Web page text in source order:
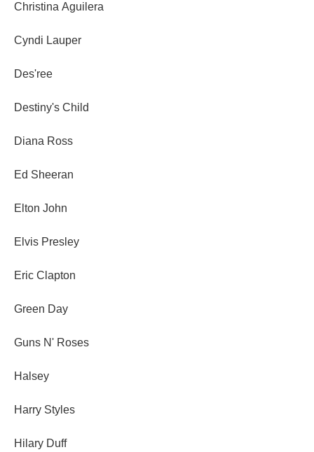
Christina Aguilera
Cyndi Lauper
Des'ree
Destiny's Child
Diana Ross
Ed Sheeran
Elton John
Elvis Presley
Eric Clapton
Green Day
Guns N' Roses
Halsey
Harry Styles
Hilary Duff